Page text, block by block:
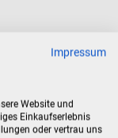
Impressum
Website und
Einkaufserlebnis
oder vertrau uns